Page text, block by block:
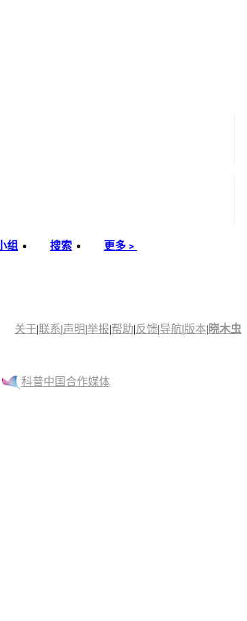
组 搜索 更多﹥
关于|联系|声明|举报|帮助|反馈|导航|版本| 晓木虫
科普中国合作媒体